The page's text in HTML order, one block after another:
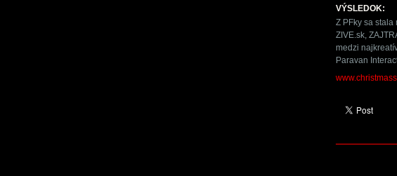
VÝSLEDOK:
Z PFky sa
ZIVE.sk,
medzi
Paravan